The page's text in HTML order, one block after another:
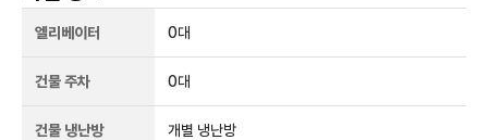
엘리베이터 0대
건물 주차 0대
건물 냉난방 개별 냉난방